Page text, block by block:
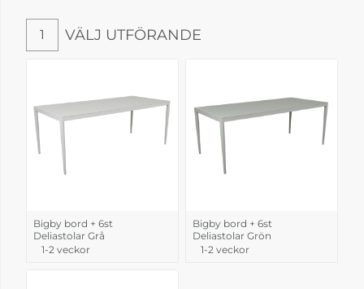
Välj utförande
1 VÄLJ UTFÖRANDE
Bigby bord + 6st
Deliastolar Grå
1-2 veckor
Bigby bord + 6st
Deliastolar Grön
1-2 veckor